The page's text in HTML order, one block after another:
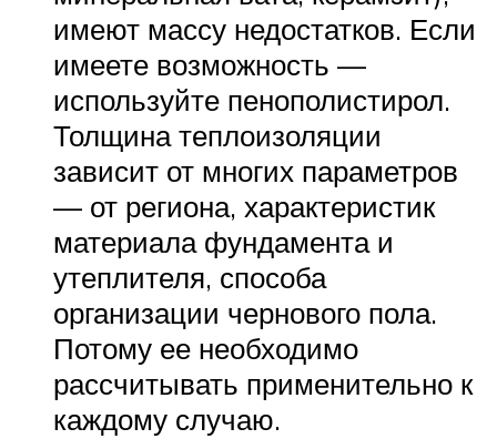
имеют массу недостатков. Если
имеете возможность —
используйте пенополистирол.
Толщина теплоизоляции
зависит от многих параметров
— от региона, характеристик
материала фундамента и
утеплителя, способа
организации чернового пола.
Потому ее необходимо
рассчитывать применительно к
каждому случаю.